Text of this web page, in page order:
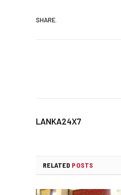
SHARE.
LANKA24X7
RELATED POSTS